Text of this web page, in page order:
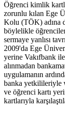
Öğrenci kimlik
zorunlu kılan Ege
Kolu (TÖK) adına
böylelikle
sermaye yanlısı
2009'da Ege
yerine Vakıfbank
alınmadan
uygulamanın
banka yetkilileriyle
ve öğrenci kartı
kartlarıyla